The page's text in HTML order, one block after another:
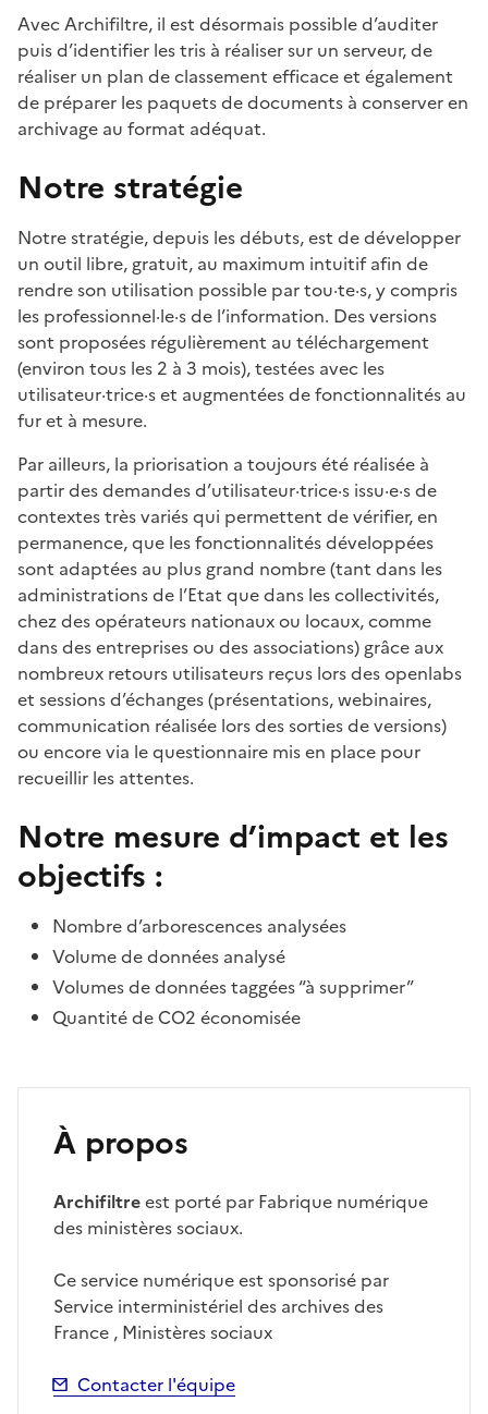
Avec Archifiltre, il est désormais possible d’auditer
puis d’identifier les tris à réaliser sur un serveur, de
réaliser un plan de classement efficace et également
de préparer les paquets de documents à conserver en
archivage au format adéquat.
Notre stratégie
Notre stratégie, depuis les débuts, est de développer
un outil libre, gratuit, au maximum intuitif afin de
rendre son utilisation possible par tou·te·s, y compris
les professionnel·le·s de l’information. Des versions
sont proposées régulièrement au téléchargement
(environ tous les 2 à 3 mois), testées avec les
utilisateur·trice·s et augmentées de fonctionnalités au
fur et à mesure.
Par ailleurs, la priorisation a toujours été réalisée à
partir des demandes d’utilisateur·trice·s issu·e·s de
contextes très variés qui permettent de vérifier, en
permanence, que les fonctionnalités développées
sont adaptées au plus grand nombre (tant dans les
administrations de l’Etat que dans les collectivités,
chez des opérateurs nationaux ou locaux, comme
dans des entreprises ou des associations) grâce aux
nombreux retours utilisateurs reçus lors des openlabs
et sessions d’échanges (présentations, webinaires,
communication réalisée lors des sorties de versions)
ou encore via le questionnaire mis en place pour
recueillir les attentes.
Notre mesure d’impact et les
objectifs :
Nombre d’arborescences analysées
Volume de données analysé
Volumes de données taggées “à supprimer”
Quantité de CO2 économisée
À propos
Archifiltreest porté par Fabrique numérique
des ministères sociaux.
Ce service numérique est sponsorisé par
Service interministériel des archives des
France , Ministères sociaux
Contacter l'équipe